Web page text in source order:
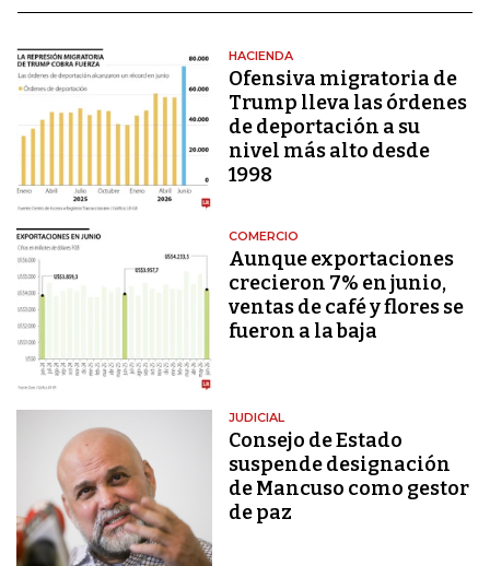
HACIENDA
Ofensiva migratoria de
Trump lleva las órdenes
de deportación a su
nivel más alto desde
1998
COMERCIO
Aunque exportaciones
crecieron 7% en junio,
ventas de café y flores se
fueron a la baja
JUDICIAL
Consejo de Estado
suspende designación
de Mancuso como gestor
de paz